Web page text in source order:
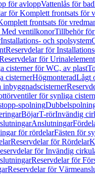
för avloppVattenlås för
för Komplett frontsats för
frontsats för
Med ventilkonorTillbehör
Installations- och spolsystem
Reservdelar för
för Urinalelement
cisterner för WC, av plast
cisternerHögmonteradLågt
inbyggnadscisterner
för synliga
spolning
BöjarT-rörInvändig
Anslutningar
för rördelarFästen för
Reservdelar för Rördelar
för Invändig
Reservdelar för
Reservdelar för